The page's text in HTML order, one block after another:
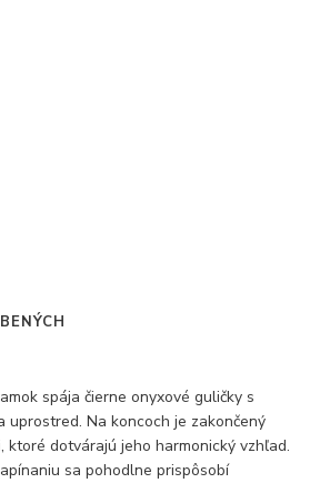
spája čierne onyxové guličky s
uprostred. Na koncoch je zakončený
ktoré dotvárajú jeho harmonický vzhľad.
sa pohodlne prispôsobí